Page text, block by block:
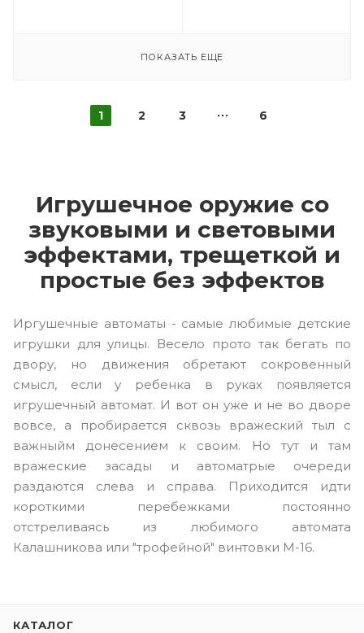
ПОКАЗАТЬ ЕЩЕ
1 2 3 6
Игрушечное оружие со
звуковыми и световыми
эффектами, трещеткой и
простые без эффектов
Иргушечные автоматы - самые любимые детские
игрушки для улицы. Весело прото так бегать по
двору, но движения обретают сокровенный
смысл, если у ребенка в руках появляется
игрушечный автомат. И вот он уже и не во дворе
вовсе, а пробирается сквозь вражеский тыл с
важныйм донесением к своим. Но тут и там
вражеские засады и автоматрые очереди
раздаются слева и справа. Приходится идти
короткими перебежками постоянно
отстреливаясь из любимого автомата
Калашникова или "трофейной" винтовки М-16.
КАТАЛОГ